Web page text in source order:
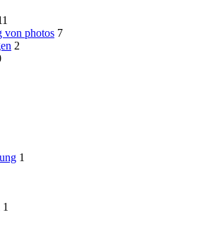
von photos 7
2
1
1